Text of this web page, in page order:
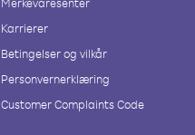
Karrierer
Betingelser og vilkår
Personvernerklæring
Customer Complaints Code